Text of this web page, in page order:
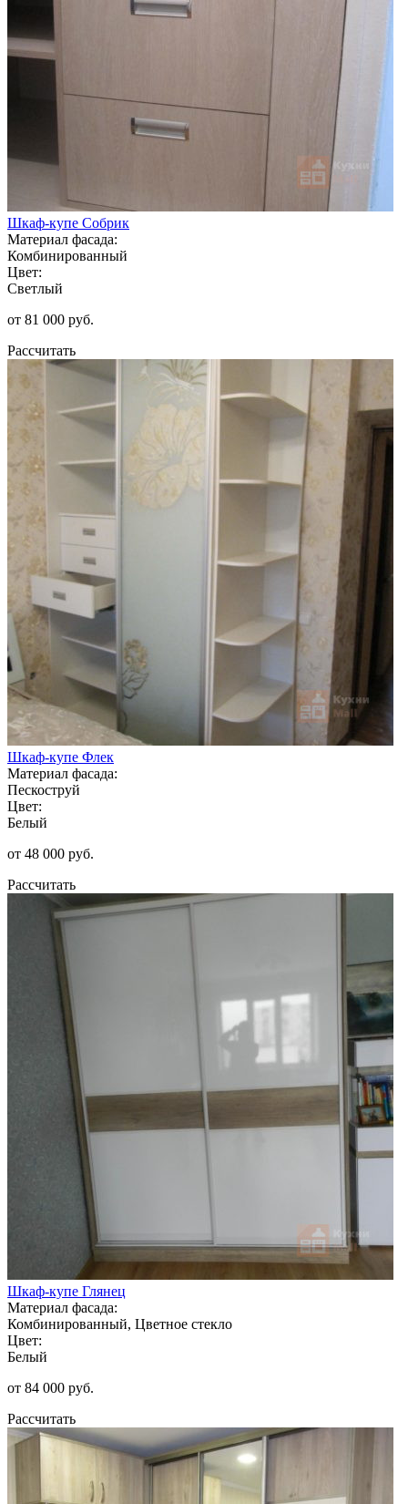
Шкаф-купе Собрик
Материал фасада:
Комбинированный
Цвет:
Светлый
от 81 000 руб.
Рассчитать
Шкаф-купе Флек
Материал фасада:
Пескоструй
Цвет:
Белый
от 48 000 руб.
Рассчитать
Шкаф-купе Глянец
Материал фасада:
Комбинированный, Цветное стекло
Цвет:
Белый
от 84 000 руб.
Рассчитать